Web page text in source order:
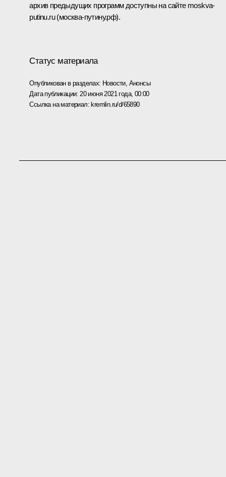
архив предыдущих программ доступны на сайте moskva-
putinu.ru(москва-путину.рф).
Статус материала
Опубликован в разделах: Новости, Анонсы
Дата публикации: 20 июня 2021 года, 00:00
Ссылка на материал: kremlin.ru/d/65890